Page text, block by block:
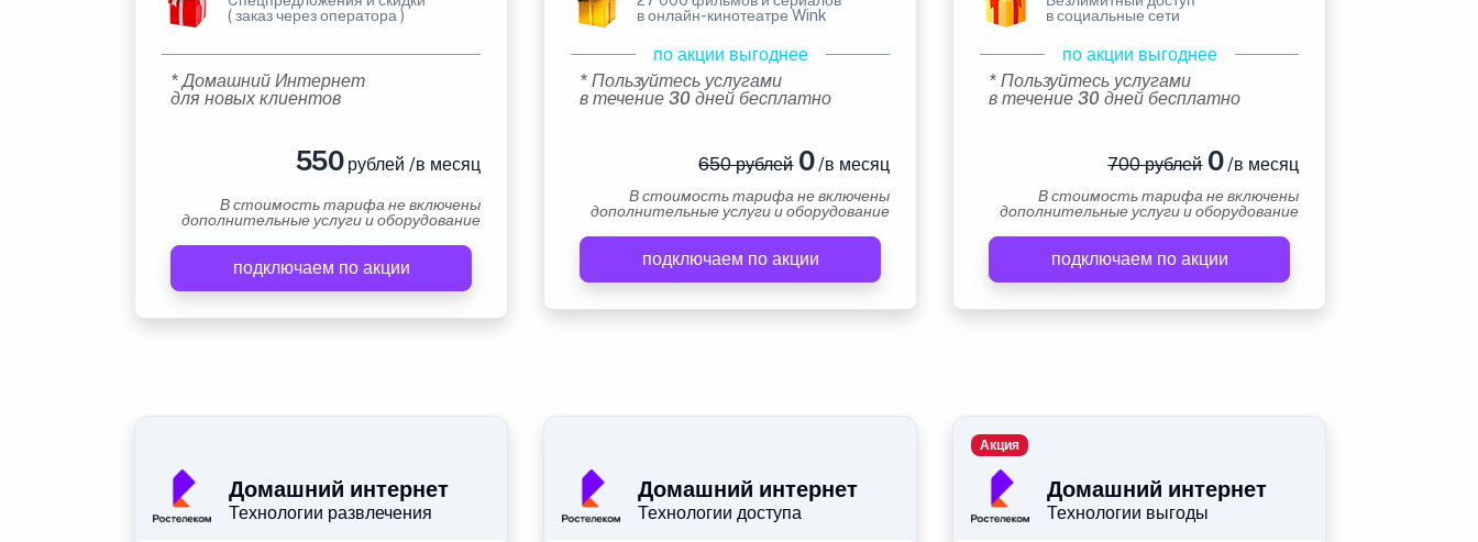
( заказ через оператора )
* Домашний Интернет
для новых клиентов
550рублей /в месяц
В стоимость тарифа не включены
дополнительные услуги и оборудование
подключаем по акции
в онлайн-кинотеатре Wink
по акции выгоднее
* Пользуйтесь услугами
в течение 30 дней бесплатно
650 рублей0/в месяц
В стоимость тарифа не включены
дополнительные услуги и оборудование
подключаем по акции
в социальные сети
по акции выгоднее
* Пользуйтесь услугами
в течение 30 дней бесплатно
700 рублей0/в месяц
В стоимость тарифа не включены
дополнительные услуги и оборудование
подключаем по акции
Домашний интернет
Технологии развлечения
Домашний интернет
Технологии доступа
Домашний интернет
Технологии выгоды
Акция